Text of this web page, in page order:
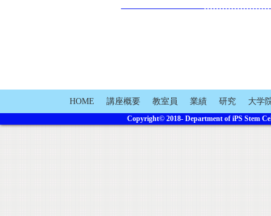
HOME 講座概要 教室員 業績 研究 大学
Copyright© 2018- Department of iPS Stem